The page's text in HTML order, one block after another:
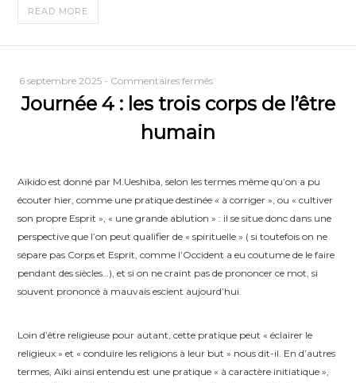
READ MORE
6 septembre 2025 - Commentaires ferméssur
Journée
:
humain
Journée 4 : les trois corps de l’être
humain
Aïkido est donné par M.Ueshiba, selon les termes même qu’on a pu
écouter hier, comme une pratique destinée « à corriger », ou « cultiver
son propre Esprit », « une grande ablution » : il se situe donc dans une
perspective que l’on peut qualifier de « spirituelle » ( si toutefois on ne
sépare pas Corps et Esprit, comme l’Occident a eu coutume de le faire
pendant des siècles…), et si on ne craint pas de prononcer ce mot, si
souvent prononcé à mauvais escient aujourd’hui.
Loin d’être religieuse pour autant, cette pratique peut « éclairer le
religieux » et « conduire les religions à leur but » nous dit-il. En d’autres
termes, Aïki ainsi entendu est une pratique « à caractère initiatique »,